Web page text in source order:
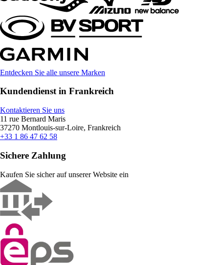
Entdecken Sie alle unsere Marken
Kundendienst in Frankreich
Kontaktieren Sie uns
11 rue Bernard Maris
37270 Montlouis-sur-Loire, Frankreich
+33 1 86 47 62 58
Sichere Zahlung
Kaufen Sie sicher auf unserer Website ein